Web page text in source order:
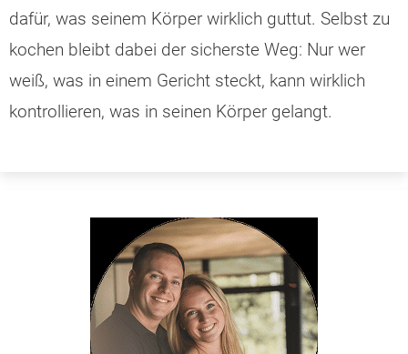
dafür, was seinem Körper wirklich guttut. Selbst zu
kochen bleibt dabei der sicherste Weg: Nur wer
weiß, was in einem Gericht steckt, kann wirklich
kontrollieren, was in seinen Körper gelangt.